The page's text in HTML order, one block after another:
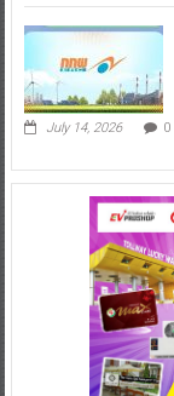
July 14, 2026 0